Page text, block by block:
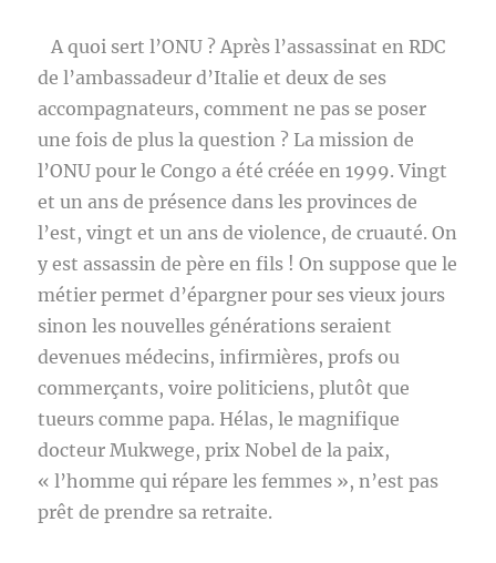
A quoi sert l’ONU ? Après l’assassinat en RDC
de l’ambassadeur d’Italie et deux de ses
accompagnateurs, comment ne pas se poser
une fois de plus la question ? La mission de
l’ONU pour le Congo a été créée en 1999. Vingt
et un ans de présence dans les provinces de
l’est, vingt et un ans de violence, de cruauté. On
y est assassin de père en fils ! On suppose que le
métier permet d’épargner pour ses vieux jours
sinon les nouvelles générations seraient
devenues médecins, infirmières, profs ou
commerçants, voire politiciens, plutôt que
tueurs comme papa. Hélas, le magnifique
docteur Mukwege, prix Nobel de la paix,
« l’homme qui répare les femmes », n’est pas
prêt de prendre sa retraite.